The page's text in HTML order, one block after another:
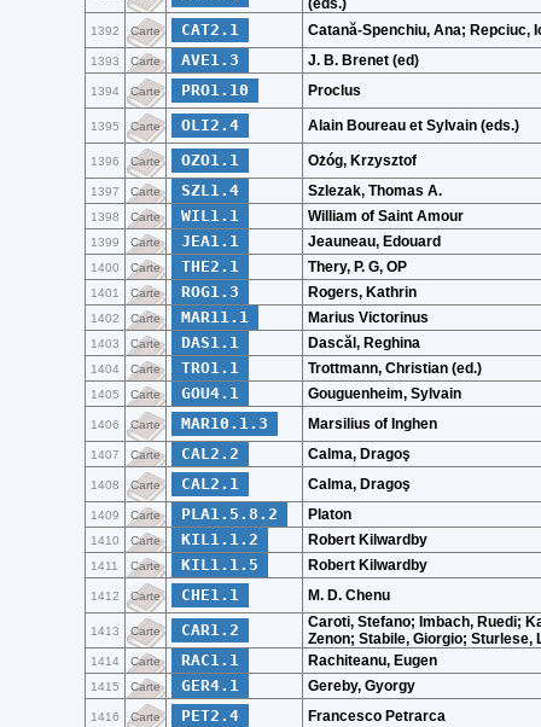
(eds.)
1392 Carte CAT2.1 Catană-Spenchiu, Ana; Repciuc,
1393 Carte AVE1.3 J. B. Brenet (ed)
1394 Carte PRO1.10 Proclus
1395 Carte OLI2.4 Alain Boureau et Sylvain (eds.)
1396 Carte OZO1.1 Ożóg, Krzysztof
1397 Carte SZL1.4 Szlezak, Thomas A.
1398 Carte WIL1.1 William of Saint Amour
1399 Carte JEA1.1 Jeauneau, Edouard
1400 Carte THE2.1 Thery, P. G, OP
1401 Carte ROG1.3 Rogers, Kathrin
1402 Carte MAR11.1 Marius Victorinus
1403 Carte DAS1.1 Dascăl, Reghina
1404 Carte TRO1.1 Trottmann, Christian (ed.)
1405 Carte GOU4.1 Gouguenheim, Sylvain
1406 Carte MAR10.1.3 Marsilius of Inghen
1407 Carte CAL2.2 Calma, Dragoş
1408 Carte CAL2.1 Calma, Dragoş
1409 Carte PLA1.5.8.2 Platon
1410 Carte KIL1.1.2 Robert Kilwardby
1411 Carte KIL1.1.5 Robert Kilwardby
1412 Carte CHE1.1 M. D. Chenu
1413 Carte CAR1.2
Caroti, Stefano; Imbach, Ruedi;
Zenon; Stabile, Giorgio; Sturlese,
1414 Carte RAC1.1 Rachiteanu, Eugen
1415 Carte GER4.1 Gereby, Gyorgy
1416 Carte PET2.4 Francesco Petrarca